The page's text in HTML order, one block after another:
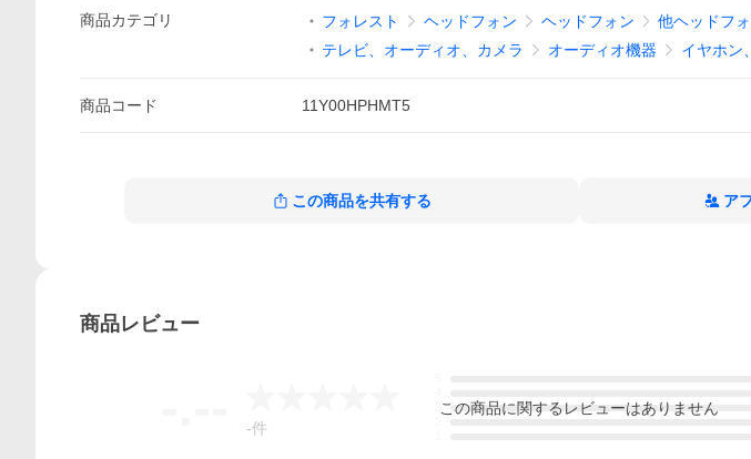
商品カテゴリ フォレスト ヘッドフォン ヘッドフォン
他ヘッドフ
テレビ、オーディオ、カメラ
オーディオ機器 イヤホン
商品コード 11Y00HPHMT5
この商品を共有する ア
商品レビュー
-件
この商品に関するレビューはありません